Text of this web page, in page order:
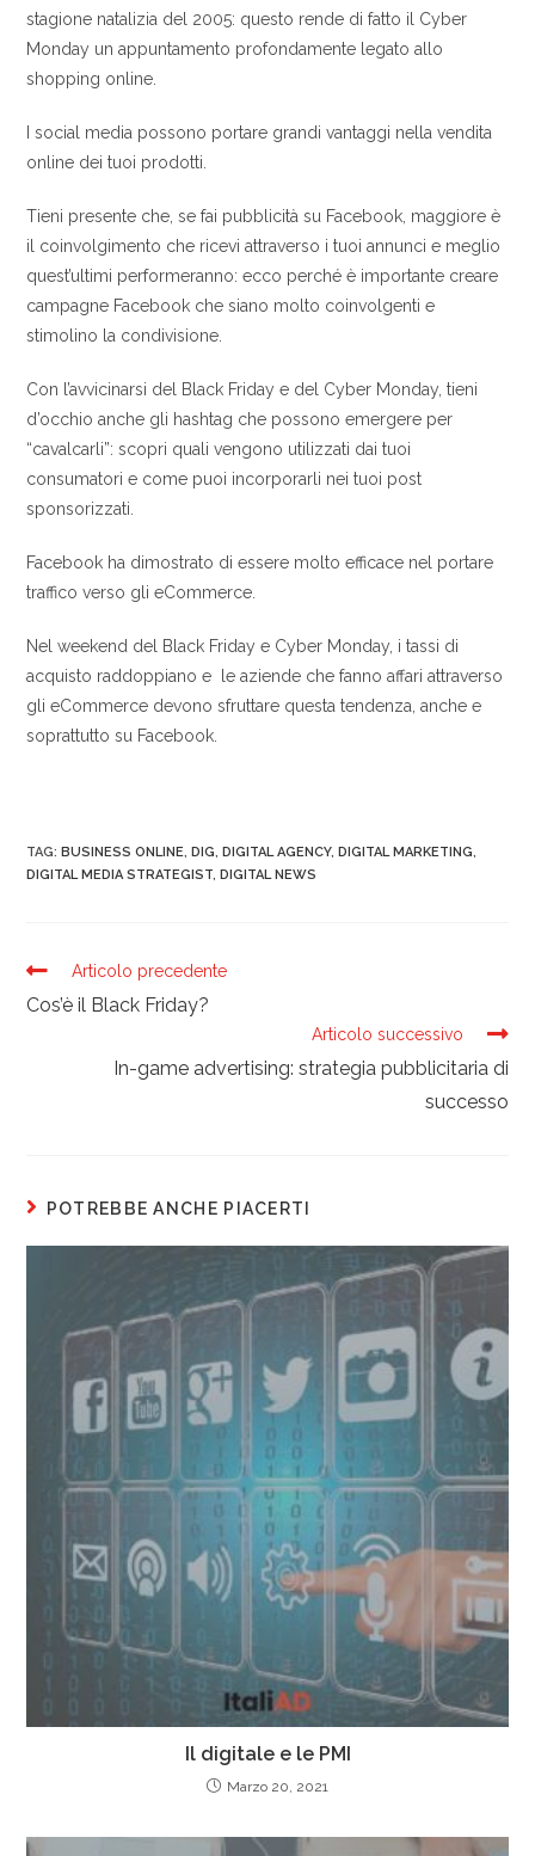
stagione natalizia del 2005: questo rende di fatto il Cyber
Monday un appuntamento profondamente legato allo
shopping online.
I social media possono portare grandi vantaggi nella vendita
online dei tuoi prodotti.
Tieni presente che, se fai pubblicità su Facebook, maggiore è
il coinvolgimento che ricevi attraverso i tuoi annunci e meglio
quest’ultimi performeranno: ecco perché è importante creare
campagne Facebook che siano molto coinvolgenti e
stimolino la condivisione.
Con l’avvicinarsi del Black Friday e del Cyber ​​Monday, tieni
d’occhio anche gli hashtag che possono emergere per
“cavalcarli”: scopri quali vengono utilizzati dai tuoi
consumatori e come puoi incorporarli nei tuoi post
sponsorizzati.
Facebook ha dimostrato di essere molto efficace nel portare
traffico verso gli eCommerce.
Nel weekend del Black Friday e Cyber Monday, i tassi di
acquisto raddoppiano e le aziende che fanno affari attraverso
gli eCommerce devono sfruttare questa tendenza, anche e
soprattutto su Facebook.
TAG:BUSINESS ONLINE, DIG, DIGITAL AGENCY, DIGITAL MARKETING,
DIGITAL MEDIA STRATEGIST, DIGITAL NEWS
Articolo precedente
Cos’è il Black Friday?
Articolo successivo
In-game advertising: strategia pubblicitaria di
successo
POTREBBE ANCHE PIACERTI
Il digitale e le PMI
Marzo 20, 2021